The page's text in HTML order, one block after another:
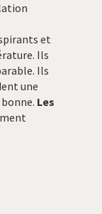
et
Ils
Ils
une
Les